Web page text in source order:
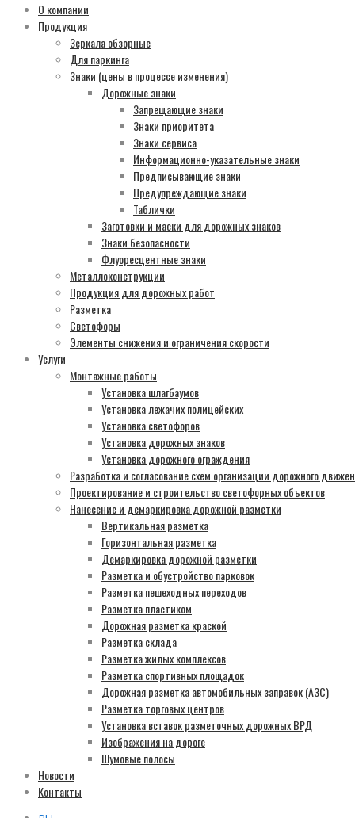
О компании
Продукция
Зеркала обзорные
Для паркинга
Знаки (цены в процессе изменения)
Дорожные знаки
Запрещающие знаки
Знаки приоритета
Знаки сервиса
Информационно-указательные знаки
Предписывающие знаки
Предупреждающие знаки
Таблички
Заготовки и маски для дорожных знаков
Знаки безопасности
Флуоресцентные знаки
Металлоконструкции
Продукция для дорожных работ
Разметка
Светофоры
Элементы снижения и ограничения скорости
Услуги
Монтажные работы
Установка шлагбаумов
Установка лежачих полицейских
Установка светофоров
Установка дорожных знаков
Установка дорожного ограждения
Разработка и согласование схем организации дорожного
Проектирование и строительство светофорных объектов
Нанесение и демаркировка дорожной разметки
Вертикальная разметка
Горизонтальная разметка
Демаркировка дорожной разметки
Разметка и обустройство парковок
Разметка пешеходных переходов
Разметка пластиком
Дорожная разметка краской
Разметка склада
Разметка жилых комплексов
Разметка спортивных площадок
Дорожная разметка автомобильных заправок (АЗС)
Разметка торговых центров
Установка вставок разметочных дорожных ВРД
Изображения на дороге
Шумовые полосы
Новости
Контакты